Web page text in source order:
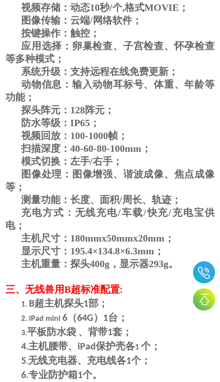
视频存储：动态10秒/个,格式MOVIE；
图像传输：云端/网络软件；
按键操作：触控；
应用选择：卵巢检查、子宫检查、怀孕检查
等多种模式；
系统升级：支持远程在线免费更新；
动物信息：输入动物耳标号、体重、年龄等
功能；
探头阵元：128阵元；
防水等级：IP65；
视频回放：100-1000帧；
扫描深度：40-60-80-100mm；
模式切换：左手/右手；
图像处理：图像增强、谐波成像、焦点成像
等；
测量功能：长度、面积/周长、轨迹；
充电方式：无线充电/车载/快充/充电宝供
电；
主机尺寸：180mmx50mmx20mm；
显示尺寸： 195.4×134.8×6.3mm ；
主机重量：探头400g，显示器293g。
三、 无线兽用B超标准配置:
1. B超主机探头1部 ；
2. iPad mini 6 （64G ） 1台 ；
3.平板 防水袋 、背带1套；
4.主机腰带、 iPad保护壳各1个 ；
5.无线充电器、 充电线各1个；
6.专业防护箱1个。